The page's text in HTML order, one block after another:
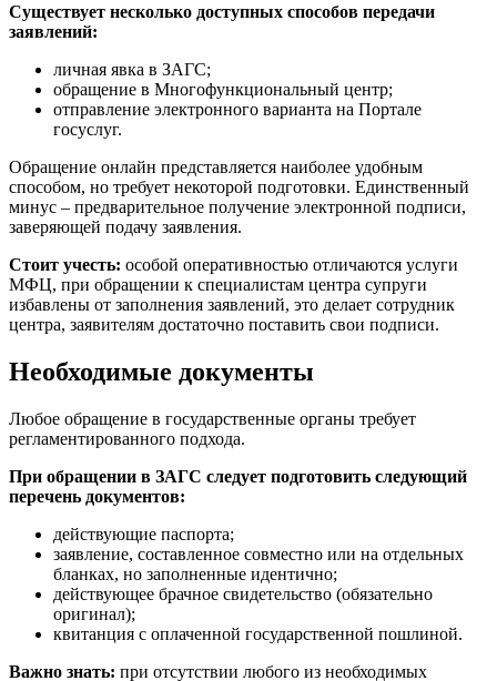
Существует несколько доступных способов передачи
заявлений:
личная явка в ЗАГС;
обращение в Многофункциональный центр;
отправление электронного варианта на Портале
госуслуг.
Обращение онлайн представляется наиболее удобным
способом, но требует некоторой подготовки. Единственный
минус – предварительное получение электронной подписи,
заверяющей подачу заявления.
Стоит учесть: особой оперативностью отличаются услуги
МФЦ, при обращении к специалистам центра супруги
избавлены от заполнения заявлений, это делает сотрудник
центра, заявителям достаточно поставить свои подписи.
Необходимые документы
Любое обращение в государственные органы требует
регламентированного подхода.
При обращении в ЗАГС следует подготовить следующий
перечень документов:
действующие паспорта;
заявление, составленное совместно или на отдельных
бланках, но заполненные идентично;
действующее брачное свидетельство (обязательно
оригинал);
квитанция с оплаченной государственной пошлиной.
Важно знать: при отсутствии любого из необходимых